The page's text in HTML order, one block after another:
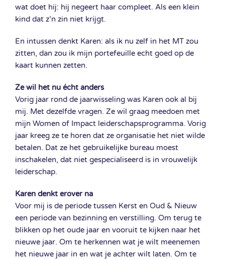
wat doet hij: hij negeert haar compleet. Als een klein
kind dat z’n zin niet krijgt.
En intussen denkt Karen: als ik nu zelf in het MT zou
zitten, dan zou ik mijn portefeuille echt goed op de
kaart kunnen zetten.
Ze wil het nu écht anders
Vorig jaar rond de jaarwisseling was Karen ook al bij
mij. Met dezelfde vragen. Ze wil graag meedoen met
mijn Women of Impact leiderschapsprogramma. Vorig
jaar kreeg ze te horen dat ze organisatie het niet wilde
betalen. Dat ze het gebruikelijke bureau moest
inschakelen, dat niet gespecialiseerd is in vrouwelijk
leiderschap.
Karen denkt erover na
Voor mij is de periode tussen Kerst en Oud & Nieuw
een periode van bezinning en verstilling. Om terug te
blikken op het oude jaar en vooruit te kijken naar het
nieuwe jaar. Om te herkennen wat je wilt meenemen
het nieuwe jaar in en wat je achter wilt laten. Om te